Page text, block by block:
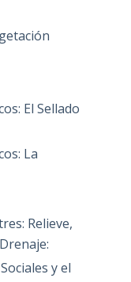
El Sellado
La
Relieve,
y el